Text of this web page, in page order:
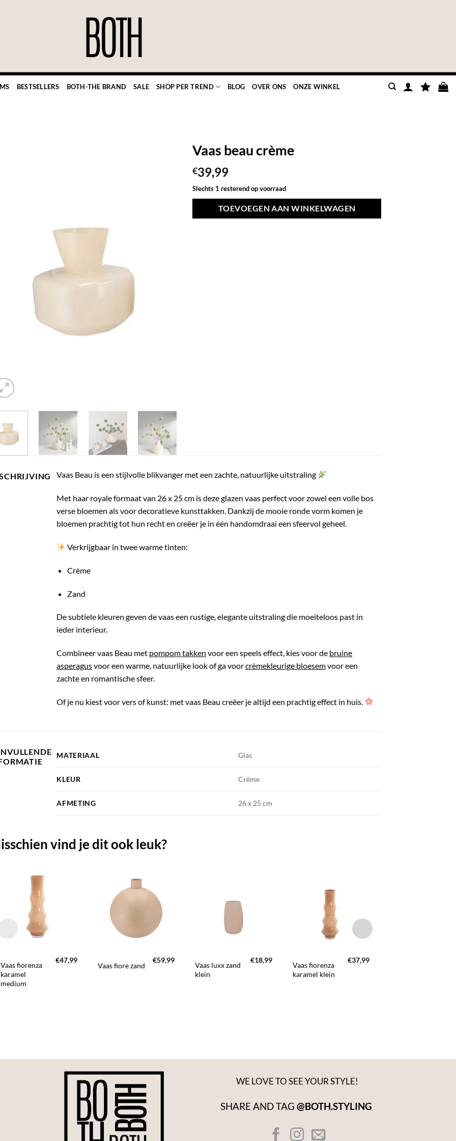
BESTSELLERS BOTH-THE BRAND SALE SHOP PER TREND BLOG OVER ONS ONZE WINKEL
Vaas beau crème
€39,99
Slechts 1 resterend op voorraad
TOEVOEGEN AAN WINKELWAGEN
Vaas Beau is een stijlvolle blikvanger met een zachte, natuurlijke uitstraling
Met haar royale formaat van 26 x 25 cm is deze glazen vaas perfect voor zowel een volle bos
verse bloemen als voor decoratieve kunsttakken. Dankzij de mooie ronde vorm komen je
bloemen prachtig tot hun recht en creëer je in één handomdraai een sfeervol geheel.
Verkrijgbaar in twee warme tinten:
Crème
Zand
De subtiele kleuren geven de vaas een rustige, elegante uitstraling die moeiteloos past in
ieder interieur.
Combineer vaas Beau met pompom takken voor een speels effect, kies voor de bruine
asperagusvoor een warme, natuurlijke look of ga voorcrèmekleurige bloesemvoor een
zachte en romantische sfeer.
Of je nu kiest voor vers of kunst: met vaas Beau creëer je altijd een prachtig effect in huis.
MATERIAAL Glas
KLEUR Crème
AFMETING 26 x 25 cm
vind je dit ook leuk?
TOEVOEGEN
AAN JOUW
FAVORIETEN
Vaas fiorenza
karamel
medium
€47,99
TOEVOEGEN
AAN JOUW
FAVORIETEN
Vaas fiore zand
€59,99
TOEVOEGEN
AAN JOUW
FAVORIETEN
Vaas luxx zand
klein
€18,99
TOEVOEGEN
AAN JOUW
FAVORIETEN
Vaas fiorenza
karamel klein
€37,99
WE LOVE TO SEE YOUR STYLE!
SHARE AND TAG @BOTH.STYLING